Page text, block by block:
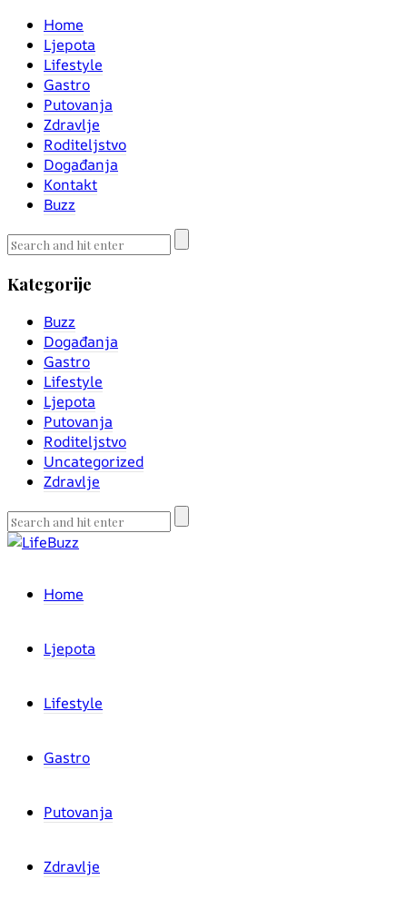
Home
Ljepota
Lifestyle
Gastro
Putovanja
Zdravlje
Roditeljstvo
Događanja
Kontakt
Buzz
Kategorije
Buzz
Događanja
Gastro
Lifestyle
Ljepota
Putovanja
Roditeljstvo
Uncategorized
Zdravlje
Home
Ljepota
Lifestyle
Gastro
Putovanja
Zdravlje